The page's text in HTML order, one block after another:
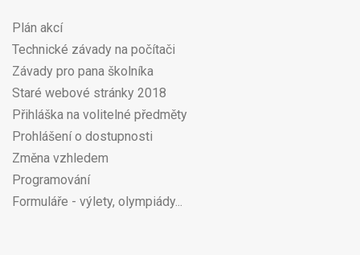
Plán akcí
Technické závady na počítači
Závady pro pana školníka
Staré webové stránky 2018
Přihláška na volitelné předměty
Prohlášení o dostupnosti
Změna vzhledem
Programování
Formuláře - výlety, olympiády...